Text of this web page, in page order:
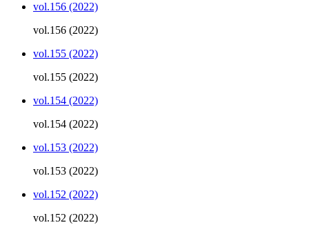
vol.156 (2022)
vol.156 (2022)
vol.155 (2022)
vol.155 (2022)
vol.154 (2022)
vol.154 (2022)
vol.153 (2022)
vol.153 (2022)
vol.152 (2022)
vol.152 (2022)